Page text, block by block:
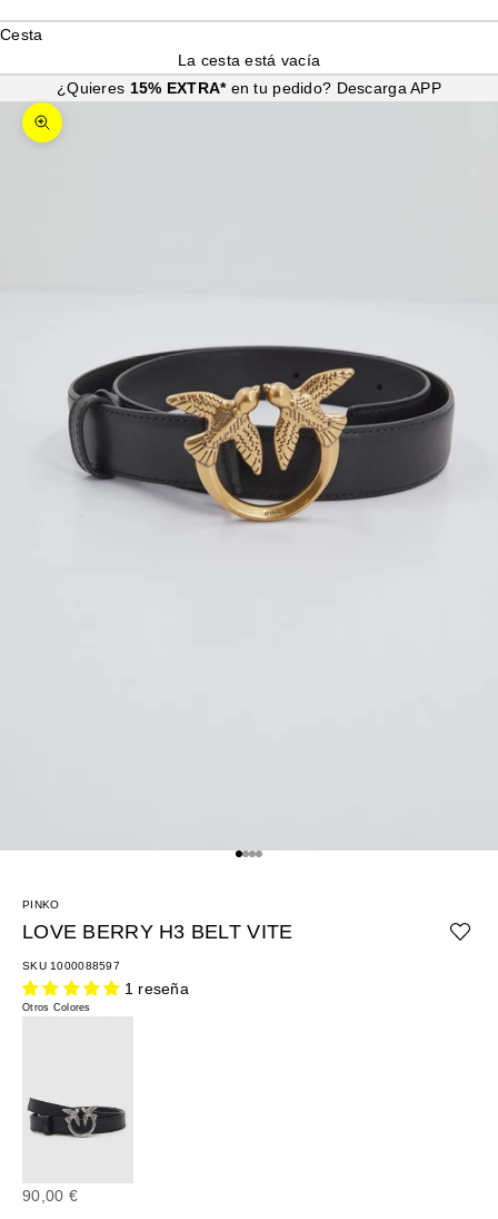
Cesta
La cesta está vacía
¿Quieres 15% EXTRA* en tu pedido? Descarga APP
Zoom
Ir al artículo 1
Ir al artículo 2
Ir al artículo 3
Ir al artículo 4
PINKO
LOVE BERRY H3 BELT VITE
SKU 1000088597
1 reseña
Otros Colores
Precio de oferta
90,00 €